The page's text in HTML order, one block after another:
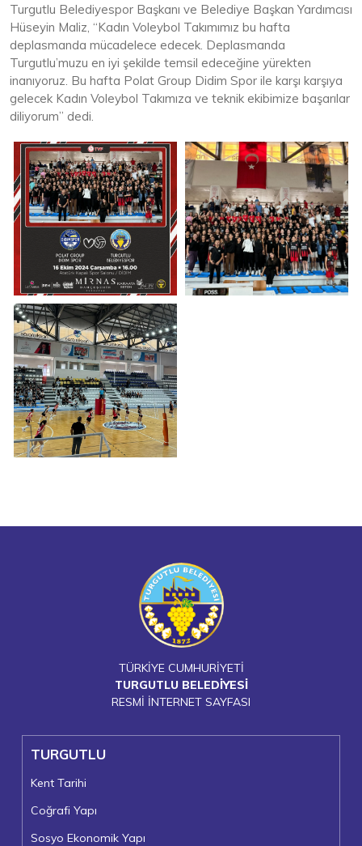
Turgutlu Belediyespor Başkanı ve Belediye Başkan Yardımcısı
Hüseyin Maliz, “Kadın Voleybol Takımımız bu hafta
deplasmanda mücadelece edecek. Deplasmanda
Turgutlu’muzu en iyi şekilde temsil edeceğine yürekten
inanıyoruz. Bu hafta Polat Group Didim Spor ile karşı karşıya
gelecek Kadın Voleybol Takımıza ve teknik ekibimize başarılar
diliyorum” dedi.
TÜRKİYE CUMHURİYETİ
TURGUTLU BELEDİYESİ
RESMİ İNTERNET SAYFASI
TURGUTLU
Kent Tarihi
Coğrafi Yapı
Sosyo Ekonomik Yapı